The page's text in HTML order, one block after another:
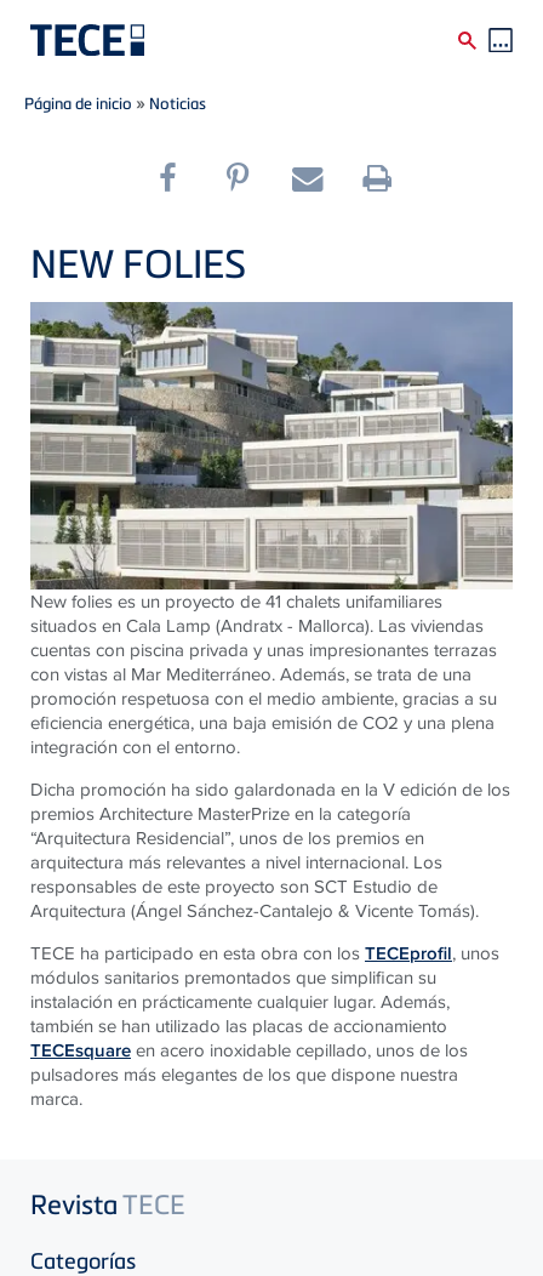
Skip to main content
Breadcrumb
Página de inicio » Noticias
NEW FOLIES
New folies es un proyecto de 41 chalets unifamiliares
situados en Cala Lamp (Andratx - Mallorca). Las viviendas
cuentas con piscina privada y unas impresionantes terrazas
con vistas al Mar Mediterráneo. Además, se trata de una
promoción respetuosa con el medio ambiente, gracias a su
eficiencia energética, una baja emisión de CO2 y una plena
integración con el entorno.
Dicha promoción ha sido galardonada en la V edición de los
premios Architecture MasterPrize en la categoría
“Arquitectura Residencial”, unos de los premios en
arquitectura más relevantes a nivel internacional. Los
responsables de este proyecto son SCT Estudio de
Arquitectura (Ángel Sánchez-Cantalejo & Vicente Tomás).
TECE ha participado en esta obra con losTECEprofil, unos
módulos sanitarios premontados que simplifican su
instalación en prácticamente cualquier lugar. Además,
también se han utilizado las placas de accionamiento
TECEsquareen acero inoxidable cepillado, unos de los
pulsadores más elegantes de los que dispone nuestra
marca.
RevistaTECE
Categorías